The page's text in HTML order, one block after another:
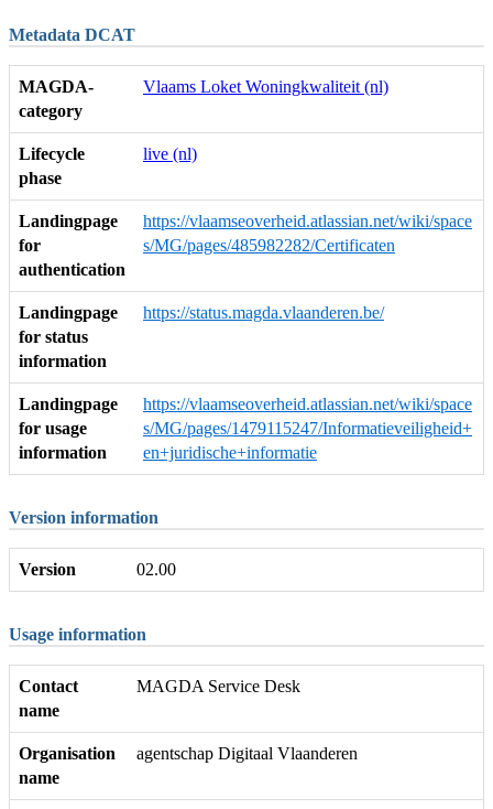
Metadata DCAT
MAGDA-
category
Vlaams Loket Woningkwaliteit (nl)
Lifecycle
phase
live (nl)
Landingpage
for
authentication
https://vlaamseoverheid.atlassian.net/wiki/space
s/MG/pages/485982282/Certificaten
Landingpage
for status
information
https://status.magda.vlaanderen.be/
Landingpage
for usage
information
https://vlaamseoverheid.atlassian.net/wiki/space
s/MG/pages/1479115247/Informatieveiligheid+
en+juridische+informatie
Version information
Version 02.00
Usage information
Contact
name
MAGDA Service Desk
Organisation
name
agentschap Digitaal Vlaanderen